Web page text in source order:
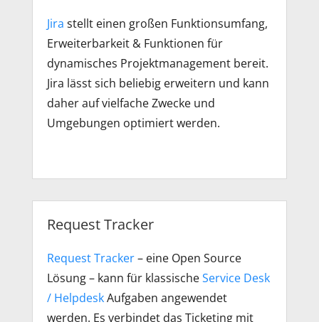
Jira stellt einen großen Funktionsumfang,
Erweiterbarkeit & Funktionen für
dynamisches Projektmanagement bereit.
Jira lässt sich beliebig erweitern und kann
daher auf vielfache Zwecke und
Umgebungen optimiert werden.
Request Tracker
Request Tracker– eine Open Source
Lösung – kann für klassischeService Desk
/ HelpdeskAufgaben angewendet
werden. Es verbindet das Ticketing mit